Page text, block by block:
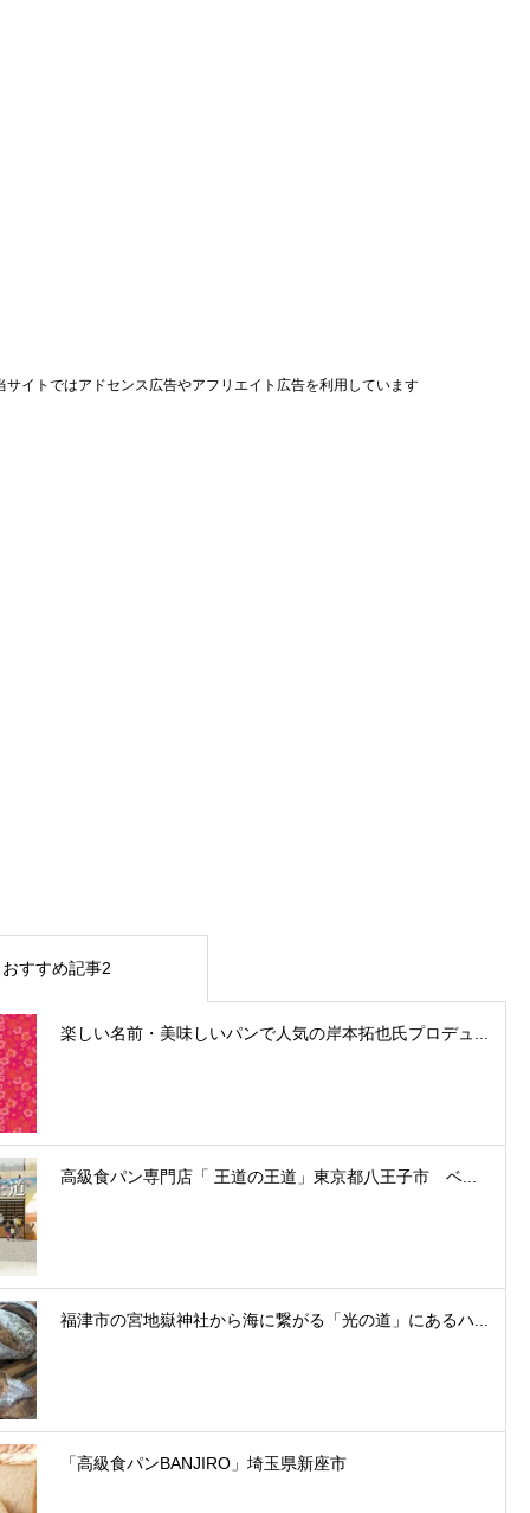
サイトではアドセンス広告やアフリエイト広告を利用しています
おすすめ記事2
楽しい名前・美味しいパンで人気の岸本拓也氏プロデュ...
高級食パン専門店「 王道の王道」東京都八王子市 ベ...
福津市の宮地嶽神社から海に繋がる「光の道」にあるハ...
「高級食パンBANJIRO」埼玉県新座市